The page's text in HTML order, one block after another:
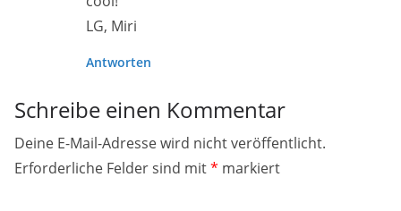
LG, Miri
Antworten
Schreibe einen Kommentar
Deine E-Mail-Adresse wird nicht veröffentlicht.
Erforderliche Felder sind mit* markiert